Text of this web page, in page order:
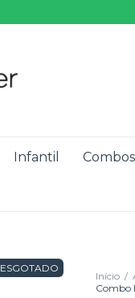
Infantil Combos
ESGOTADO
Início /
Combo